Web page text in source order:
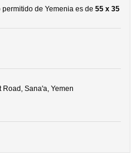
de Yemenia es de55 x 35
Road, Sana'a, Yemen